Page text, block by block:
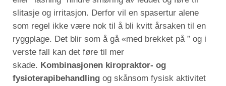
slitasje og irritasjon. Derfor vil en spasertur alene
som regel ikke være nok til å bli kvitt årsaken til en
ryggplage. Det blir som å gå «med brekket på ” og i
verste fall kan det føre til mer
skade. Kombinasjonen kiropraktor- og
fysioterapibehandling og skånsom fysisk aktivitet